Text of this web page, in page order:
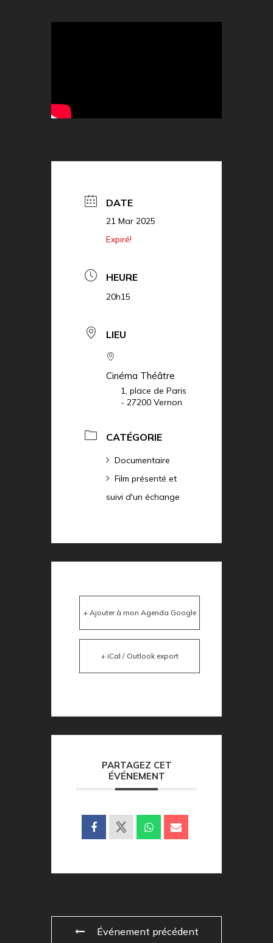
DATE
21 Mar 2025
Expiré!
HEURE
20h15
LIEU
Cinéma Théâtre
1, place de Paris
- 27200 Vernon
CATÉGORIE
Documentaire
Film présenté et
suivi d'un échange
+ Ajouter à mon Agenda Google
+ iCal / Outlook export
PARTAGEZ CET
ÉVÉNEMENT
Événement précédent